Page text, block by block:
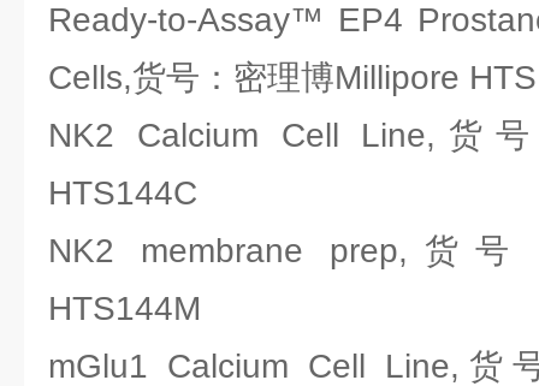
Ready-to-Assay™ EP4
Cells,货号：密理博Millipore
NK2 Calcium Cell Line,货
HTS144C
NK2 membrane prep,货
HTS144M
mGlu1 Calcium Cell Line,货